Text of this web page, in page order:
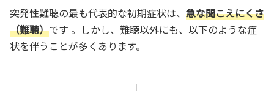
突発性難聴の最も代表的な初期症状は、 急な聞こえにくさ
（難聴）です 。しかし、難聴以外にも、以下のような症
状を伴うことが多くあります。